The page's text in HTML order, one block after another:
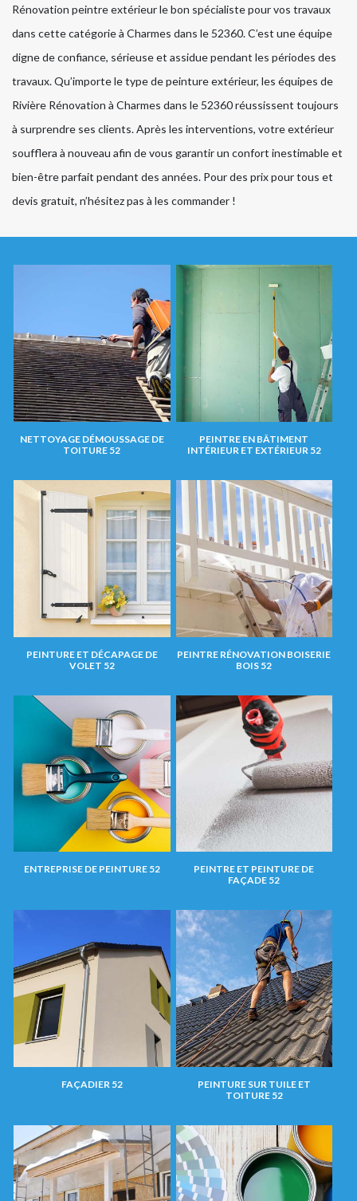
Rénovation peintre extérieur le bon spécialiste pour vos travaux
dans cette catégorie à Charmes dans le 52360. C’est une équipe
digne de confiance, sérieuse et assidue pendant les périodes des
travaux. Qu’importe le type de peinture extérieur, les équipes de
Rivière Rénovation à Charmes dans le 52360 réussissent toujours
à surprendre ses clients. Après les interventions, votre extérieur
soufflera à nouveau afin de vous garantir un confort inestimable et
bien-être parfait pendant des années. Pour des prix pour tous et
devis gratuit, n’hésitez pas à les commander !
NETTOYAGE DÉMOUSSAGE DE
TOITURE 52
PEINTRE EN BÂTIMENT
INTÉRIEUR ET EXTÉRIEUR 52
PEINTURE ET DÉCAPAGE DE
VOLET 52
PEINTRE RÉNOVATION BOISERIE
BOIS 52
ENTREPRISE DE PEINTURE 52
PEINTRE ET PEINTURE DE
FAÇADE 52
FAÇADIER 52
PEINTURE SUR TUILE ET
TOITURE 52